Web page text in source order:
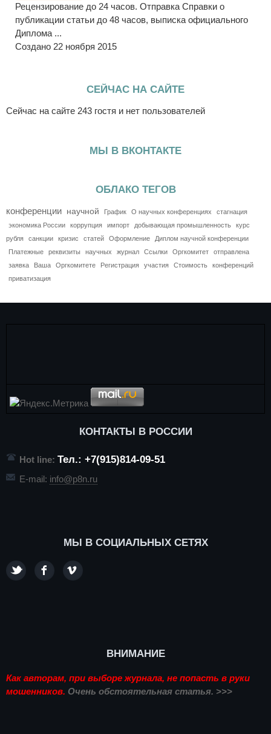
Рецензирование до 24 часов. Отправка Справки о
публикации статьи до 48 часов, выписка официального
Диплома ...
Создано 22 ноября 2015
СЕЙЧАС НА САЙТЕ
Сейчас на сайте 243 гостя и нет пользователей
МЫ В ВКОНТАКТЕ
ОБЛАКО ТЕГОВ
конференции научной График О научных конференциях
стагнация
экономика России
коррупция импорт добывающая промышленность
курс
рубля
санкции кризис статей Оформление
Диплом научной конференции
Платежные
реквизиты научных журнал Ссылки Оргкомитет
отправлена
заявка
Ваша Оргкомитете Регистрация участия Стоимость
конференций
приватизация
КОНТАКТЫ В РОССИИ
Hot line: Тел.: +7(915)814-09-51
E-mail: info@p8n.ru
МЫ В СОЦИАЛЬНЫХ СЕТЯХ
ВНИМАНИЕ
Как авторам, при выборе журнала, не попасть в руки
мошенников. Очень обстоятельная статья. >>>